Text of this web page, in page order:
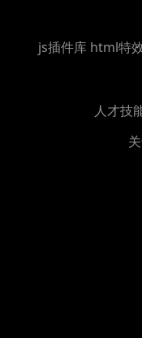
js插件库 html特
人才技